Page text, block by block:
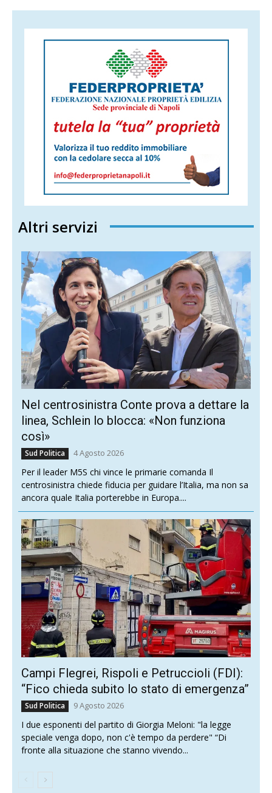
Altri servizi
Nel centrosinistra Conte prova a dettare la
linea, Schlein lo blocca: «Non funziona
così»
Sud Politica 4 Agosto 2026
Per il leader M5S chi vince le primarie comanda Il
centrosinistra chiede fiducia per guidare l’Italia, ma non sa
ancora quale Italia porterebbe in Europa....
Campi Flegrei, Rispoli e Petruccioli (FDI):
“Fico chieda subito lo stato di emergenza”
Sud Politica 9 Agosto 2026
I due esponenti del partito di Giorgia Meloni: "la legge
speciale venga dopo, non c'è tempo da perdere" “Di
fronte alla situazione che stanno vivendo...